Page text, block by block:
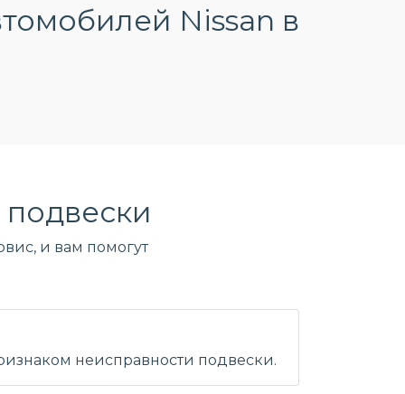
Nissan в
и вам помогут
неисправности подвески.